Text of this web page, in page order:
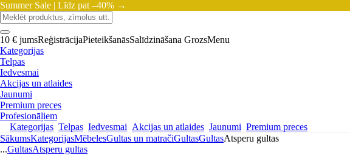
Summer Sale | Līdz pat –40% →
10 € jumsReģistrācijaPieteikšanāsSalīdzināšana GrozsMenu
Kategorijas
Telpas
Iedvesmai
Akcijas un atlaides
Jaunumi
Premium preces
Profesionāļiem
Kategorijas Telpas Iedvesmai Akcijas un atlaides Jaunumi Premium preces
SākumsKategorijasMēbelesGultas un matračiGultasGultasAtsperu gultas
...GultasAtsperu gultas